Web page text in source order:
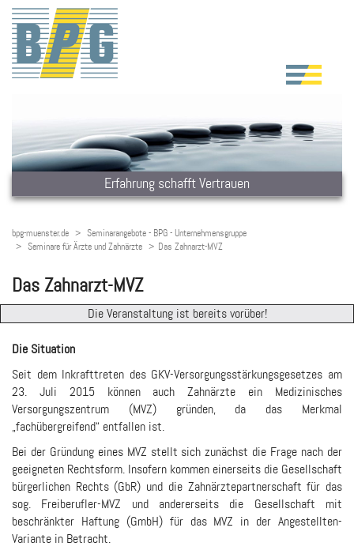
Erfahrung schafft Vertrauen
bpg-muenster.de
Seminarangebote - BPG - Unternehmensgruppe
Seminare für Ärzte und Zahnärzte
Das Zahnarzt-MVZ
Das Zahnarzt-MVZ
Die Veranstaltung ist bereits vorüber!
Die Situation
Seit dem Inkrafttreten des GKV-Versorgungsstärkungsgesetzes am
23. Juli 2015 können auch Zahnärzte ein Medizinisches
Versorgungszentrum (MVZ) gründen, da das Merkmal
„fachübergreifend“ entfallen ist.
Bei der Gründung eines MVZ stellt sich zunächst die Frage nach der
geeigneten Rechtsform. Insofern kommen einerseits die Gesellschaft
bürgerlichen Rechts (GbR) und die Zahnärztepartnerschaft für das
sog. Freiberufler-MVZ und andererseits die Gesellschaft mit
beschränkter Haftung (GmbH) für das MVZ in der Angestellten-
Variante in Betracht.